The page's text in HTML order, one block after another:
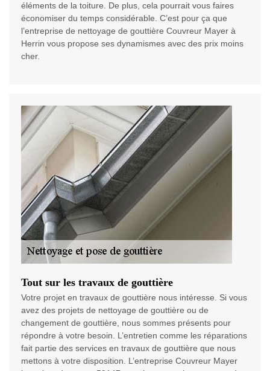
éléments de la toiture. De plus, cela pourrait vous faires
économiser du temps considérable. C’est pour ça que
l’entreprise de nettoyage de gouttière Couvreur Mayer à
Herrin vous propose ses dynamismes avec des prix moins
cher.
Tout sur les travaux de gouttière
Votre projet en travaux de gouttière nous intéresse. Si vous
avez des projets de nettoyage de gouttière ou de
changement de gouttière, nous sommes présents pour
répondre à votre besoin. L’entretien comme les réparations
fait partie des services en travaux de gouttière que nous
mettons à votre disposition. L’entreprise Couvreur Mayer